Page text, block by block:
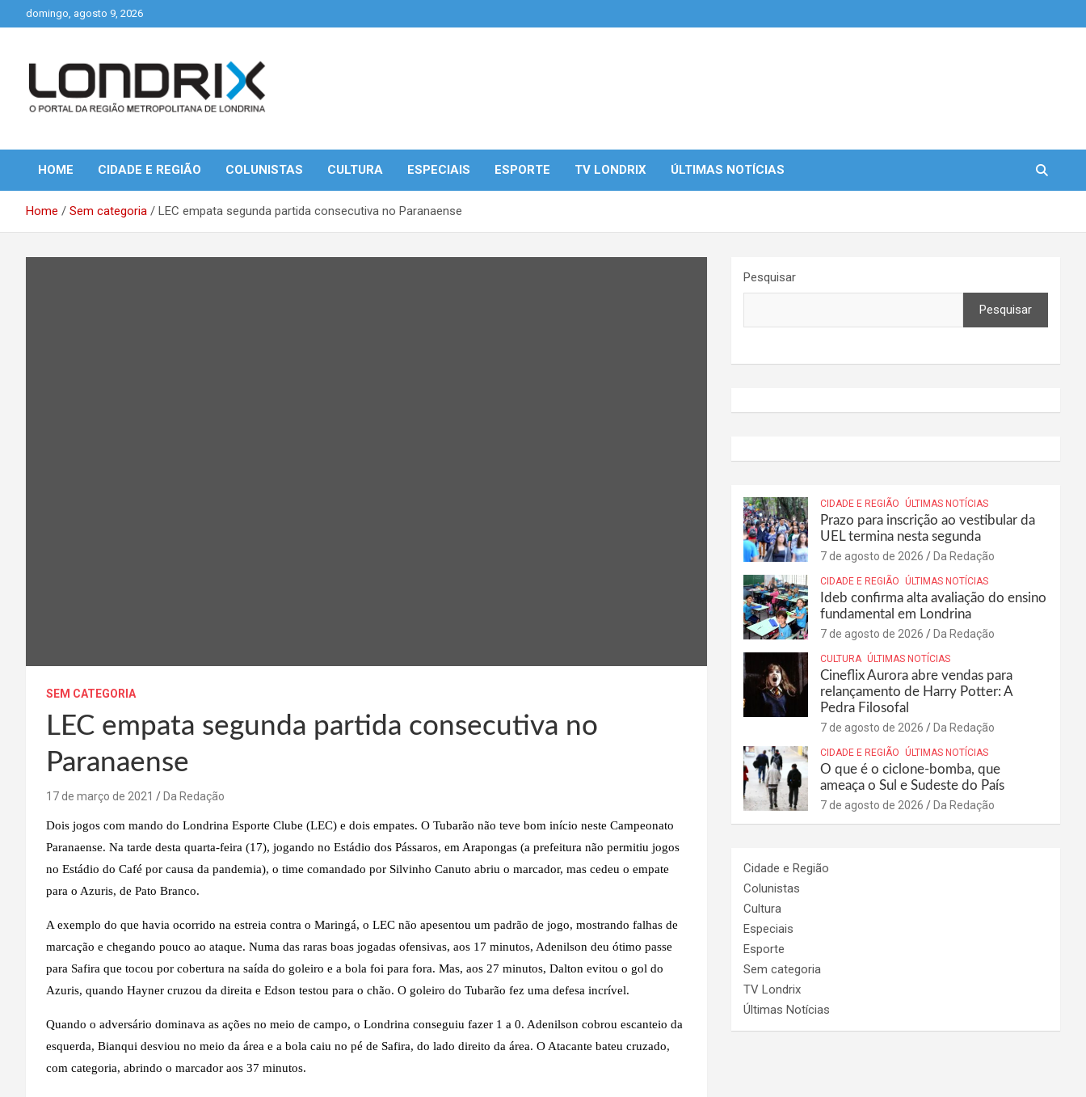
to
domingo, agosto 9, 2026
Londrix
HOME CIDADE E REGIÃO COLUNISTAS CULTURA ESPECIAIS ESPORTE TV LONDRIX ÚLTIMAS NOTÍCIAS
Home Sem categoria LEC empata segunda partida consecutiva no Paranaense
SEM CATEGORIA
LEC empata segunda partida consecutiva no
Paranaense
17 de março de 2021 Da Redação
Dois jogos com mando do Londrina Esporte Clube (LEC) e dois empates. O Tubarão não teve bom início neste Campeonato
Paranaense. Na tarde desta quarta-feira (17), jogando no Estádio dos Pássaros, em Arapongas (a prefeitura não permitiu jogos
no Estádio do Café por causa da pandemia), o time comandado por Silvinho Canuto abriu o marcador, mas cedeu o empate
para o Azuris, de Pato Branco.
A exemplo do que havia ocorrido na estreia contra o Maringá, o LEC não apesentou um padrão de jogo, mostrando falhas de
marcação e chegando pouco ao ataque. Numa das raras boas jogadas ofensivas, aos 17 minutos, Adenilson deu ótimo passe
para Safira que tocou por cobertura na saída do goleiro e a bola foi para fora. Mas, aos 27 minutos, Dalton evitou o gol do
Azuris, quando Hayner cruzou da direita e Edson testou para o chão. O goleiro do Tubarão fez uma defesa incrível.
Quando o adversário dominava as ações no meio de campo, o Londrina conseguiu fazer 1 a 0. Adenilson cobrou escanteio da
esquerda, Bianqui desviou no meio da área e a bola caiu no pé de Safira, do lado direito da área. O Atacante bateu cruzado,
com categoria, abrindo o marcador aos 37 minutos.
Pesquisar
Pesquisar
CIDADE E REGIÃO ÚLTIMAS NOTÍCIAS
Prazo para inscrição ao vestibular da
UEL termina nesta segunda
7 de agosto de 2026 Da Redação
CIDADE E REGIÃO ÚLTIMAS NOTÍCIAS
Ideb confirma alta avaliação do ensino
fundamental em Londrina
7 de agosto de 2026 Da Redação
CULTURA ÚLTIMAS NOTÍCIAS
Cineflix Aurora abre vendas para
relançamento de Harry Potter: A
Pedra Filosofal
7 de agosto de 2026 Da Redação
CIDADE E REGIÃO ÚLTIMAS NOTÍCIAS
O que é o ciclone-bomba, que
ameaça o Sul e Sudeste do País
7 de agosto de 2026 Da Redação
Cidade e Região
Colunistas
Cultura
Especiais
Esporte
Sem categoria
TV Londrix
Últimas Notícias